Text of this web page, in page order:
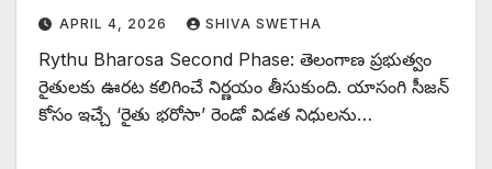
APRIL 4, 2026 SHIVA SWETHA
Rythu Bharosa Second Phase: తెలంగాణ ప్రభుత్వం
రైతులకు ఊరట కలిగించే నిర్ణయం తీసుకుంది. యాసంగి సీజన్
కోసం ఇచ్చే ‘రైతు భరోసా’ రెండో విడత నిధులను…